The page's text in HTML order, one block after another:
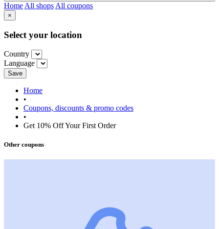
Home All shops All coupons
×
Select your location
Country
Language
Save
Home
•
Coupons, discounts & promo codes
•
Get 10% Off Your First Order
Other coupons